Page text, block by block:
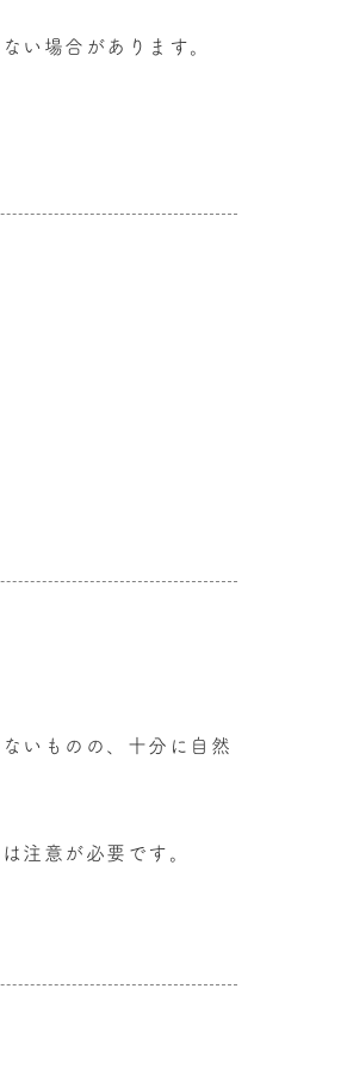
い場合があります。
いものの、十分に自然
注意が必要です。